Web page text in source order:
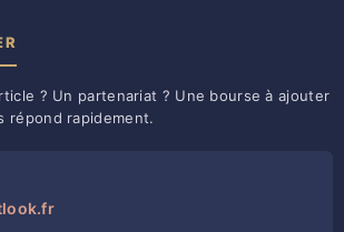
? Un partenariat ? Une bourse à ajouter
répond rapidement.